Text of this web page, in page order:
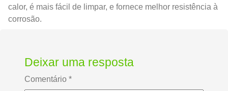
calor, é mais fácil de limpar, e fornece melhor resistência à
corrosão.
Deixar uma resposta
Comentário *